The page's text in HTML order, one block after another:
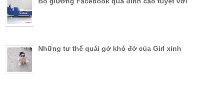
Những tư thế quái gở khó đở của Girl xinh